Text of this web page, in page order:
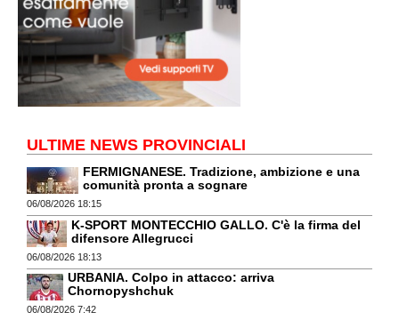
ULTIME NEWS PROVINCIALI
FERMIGNANESE. Tradizione, ambizione e una
comunità pronta a sognare
06/08/2026 18:15
K-SPORT MONTECCHIO GALLO. C'è la firma del
difensore Allegrucci
06/08/2026 18:13
URBANIA. Colpo in attacco: arriva
Chornopyshchuk
06/08/2026 7:42